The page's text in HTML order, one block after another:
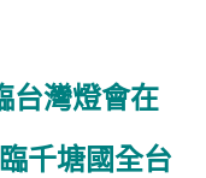
台灣燈會在
千塘國全台